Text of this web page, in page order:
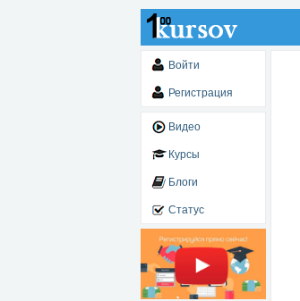
Войти
Регистрация
Видео
Курсы
Блоги
Статус